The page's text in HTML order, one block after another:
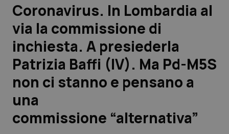
Scienza e Farmaci
Studi e Analisi
Lettere al direttore
Edizioni Regionali
QS Pro
Coronavirus. In Lombardia al
via la commissione di
inchiesta. A presiederla
Patrizia Baffi (IV). Ma Pd-M5S
non ci stanno e pensano a
una
commissione “alternativa”